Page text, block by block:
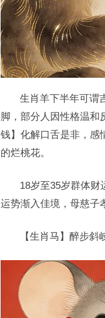
生肖羊下半年可谓
脚，部分人因性格温和
钱】化解口舌是非，感
的烂桃花。
18岁至35岁群体
运势渐入佳境，母慈子
【生肖马】醉步斜